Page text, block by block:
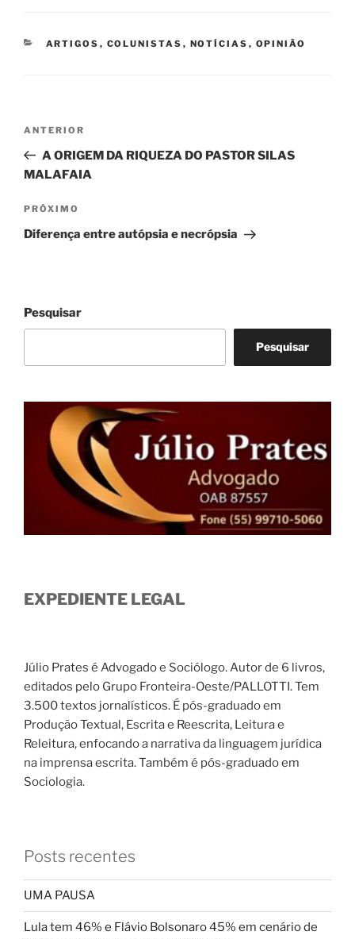
CATEGORIAS
ARTIGOS , COLUNISTAS , NOTÍCIAS , OPINIÃO
Post
Post
anterior
ANTERIOR
A ORIGEM DA RIQUEZA DO PASTOR SILAS
MALAFAIA
Próximo
post
PRÓXIMO
Diferença entre autópsia e necrópsia
Pesquisar
Pesquisar
EXPEDIENTE LEGAL
Júlio Prates é Advogado e Sociólogo. Autor de 6 livros,
editados pelo Grupo Fronteira-Oeste/PALLOTTI. Tem
3.500 textos jornalísticos. É pós-graduado em
Produção Textual, Escrita e Reescrita, Leitura e
Releitura, enfocando a narrativa da linguagem jurídica
na imprensa escrita. Também é pós-graduado em
Sociologia.
Posts recentes
UMA PAUSA
Lula tem 46% e Flávio Bolsonaro 45% em cenário de